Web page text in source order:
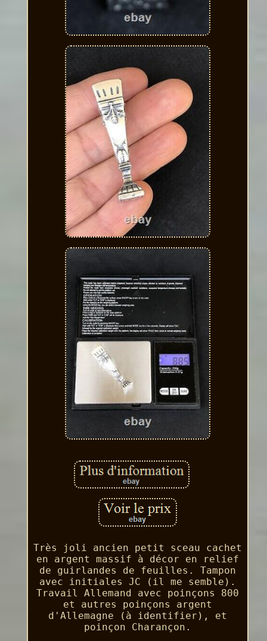
Très joli ancien petit sceau cachet
en argent massif à décor en relief
de guirlandes de feuilles. Tampon
avec initiales JC (il me semble).
Travail Allemand avec poinçons 800
et autres poinçons argent
d'Allemagne (à identifier), et
poinçon Charançon.